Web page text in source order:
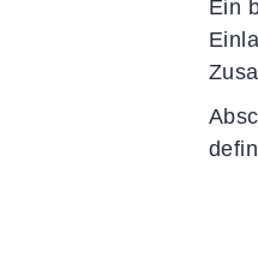
Ein